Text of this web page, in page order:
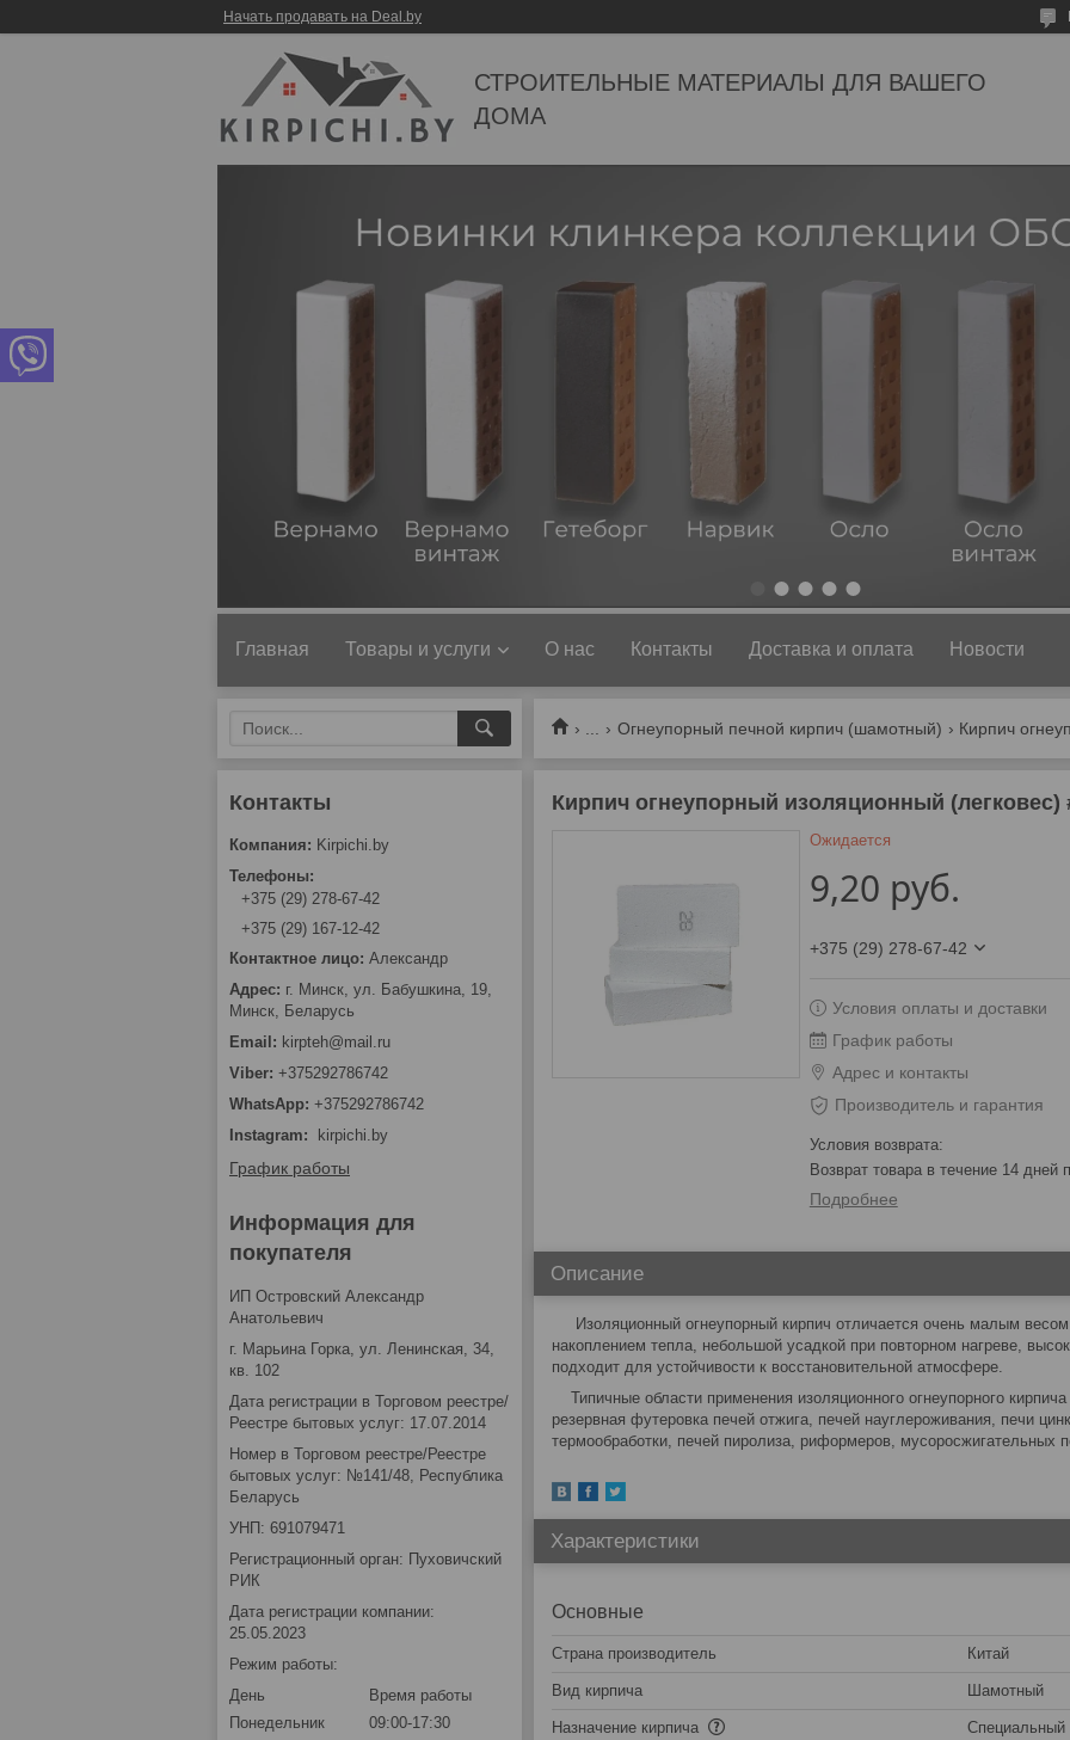
Начать продавать на Deal.by
СТРОИТЕЛЬНЫЕ МАТЕРИАЛЫ ДЛЯ ВАШЕГО
ДОМА
Главная Товары и услуги О нас Контакты Доставка и оплата Новости
Огнеупорный печной кирпич (шамотный)
Кирпич огнеупорный изоляционный (легковес)
Ожидается
9,20 руб.
+375 (29) 278-67-42
Условия оплаты и доставки
График работы
Адрес и контакты
Производитель и гарантия
возврат товара в течение 14 дней
Подробнее
Описание
Изоляционный огнеупорный кирпич отличается очень малым
накоплением тепла, небольшой усадкой при повторном нагреве,
подходит для устойчивости к восстановительной атмосфере.
Типичные области применения изоляционного огнеупорного
резервная футеровка печей отжига, печей науглероживания, печи
термообработки, печей пиролиза, риформеров, мусоросжигательных
Характеристики
Основные
Страна производитель Китай
Вид кирпича Шамотный
Назначение кирпича Специальный
Kirpichi.by
+375 (29) 278-67-42
+375 (29) 167-12-42
Александр
г. Минск, ул. Бабушкина, 19,
Минск, Беларусь
kirpteh@mail.ru
+375292786742
+375292786742
Instagram
kirpichi.by
График работы
Информация для
покупателя
ИП Островский Александр
Анатольевич
г. Марьина Горка, ул. Ленинская, 34,
кв. 102
Дата регистрации в Торговом реестре/
Реестре бытовых услуг: 17.07.2014
Номер в Торговом реестре/Реестре
бытовых услуг: №141/48, Республика
Беларусь
УНП: 691079471
Регистрационный орган: Пуховичский
РИК
Дата регистрации компании:
25.05.2023
Режим работы:
День
Время работы
Понедельник
09:00-17:30